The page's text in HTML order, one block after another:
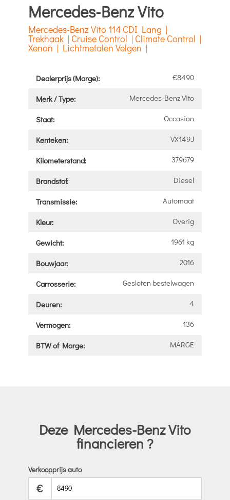
Mercedes-Benz Vito
Mercedes-Benz Vito 114 CDI Lang |
Trekhaak | Cruise Control | Climate Control |
Xenon | Lichtmetalen Velgen |
Dealerprijs (Marge): €8490
Merk / Type: Mercedes-Benz Vito
Staat: Occasion
Kenteken: VX149J
Kilometerstand: 379679
Brandstof: Diesel
Transmissie: Automaat
Kleur: Overig
Gewicht: 1961 kg
Bouwjaar: 2016
Carrosserie: Gesloten bestelwagen
Deuren: 4
Vermogen: 136
BTW of Marge: MARGE
Deze Mercedes-Benz Vito
financieren ?
Verkoopprijs auto
€